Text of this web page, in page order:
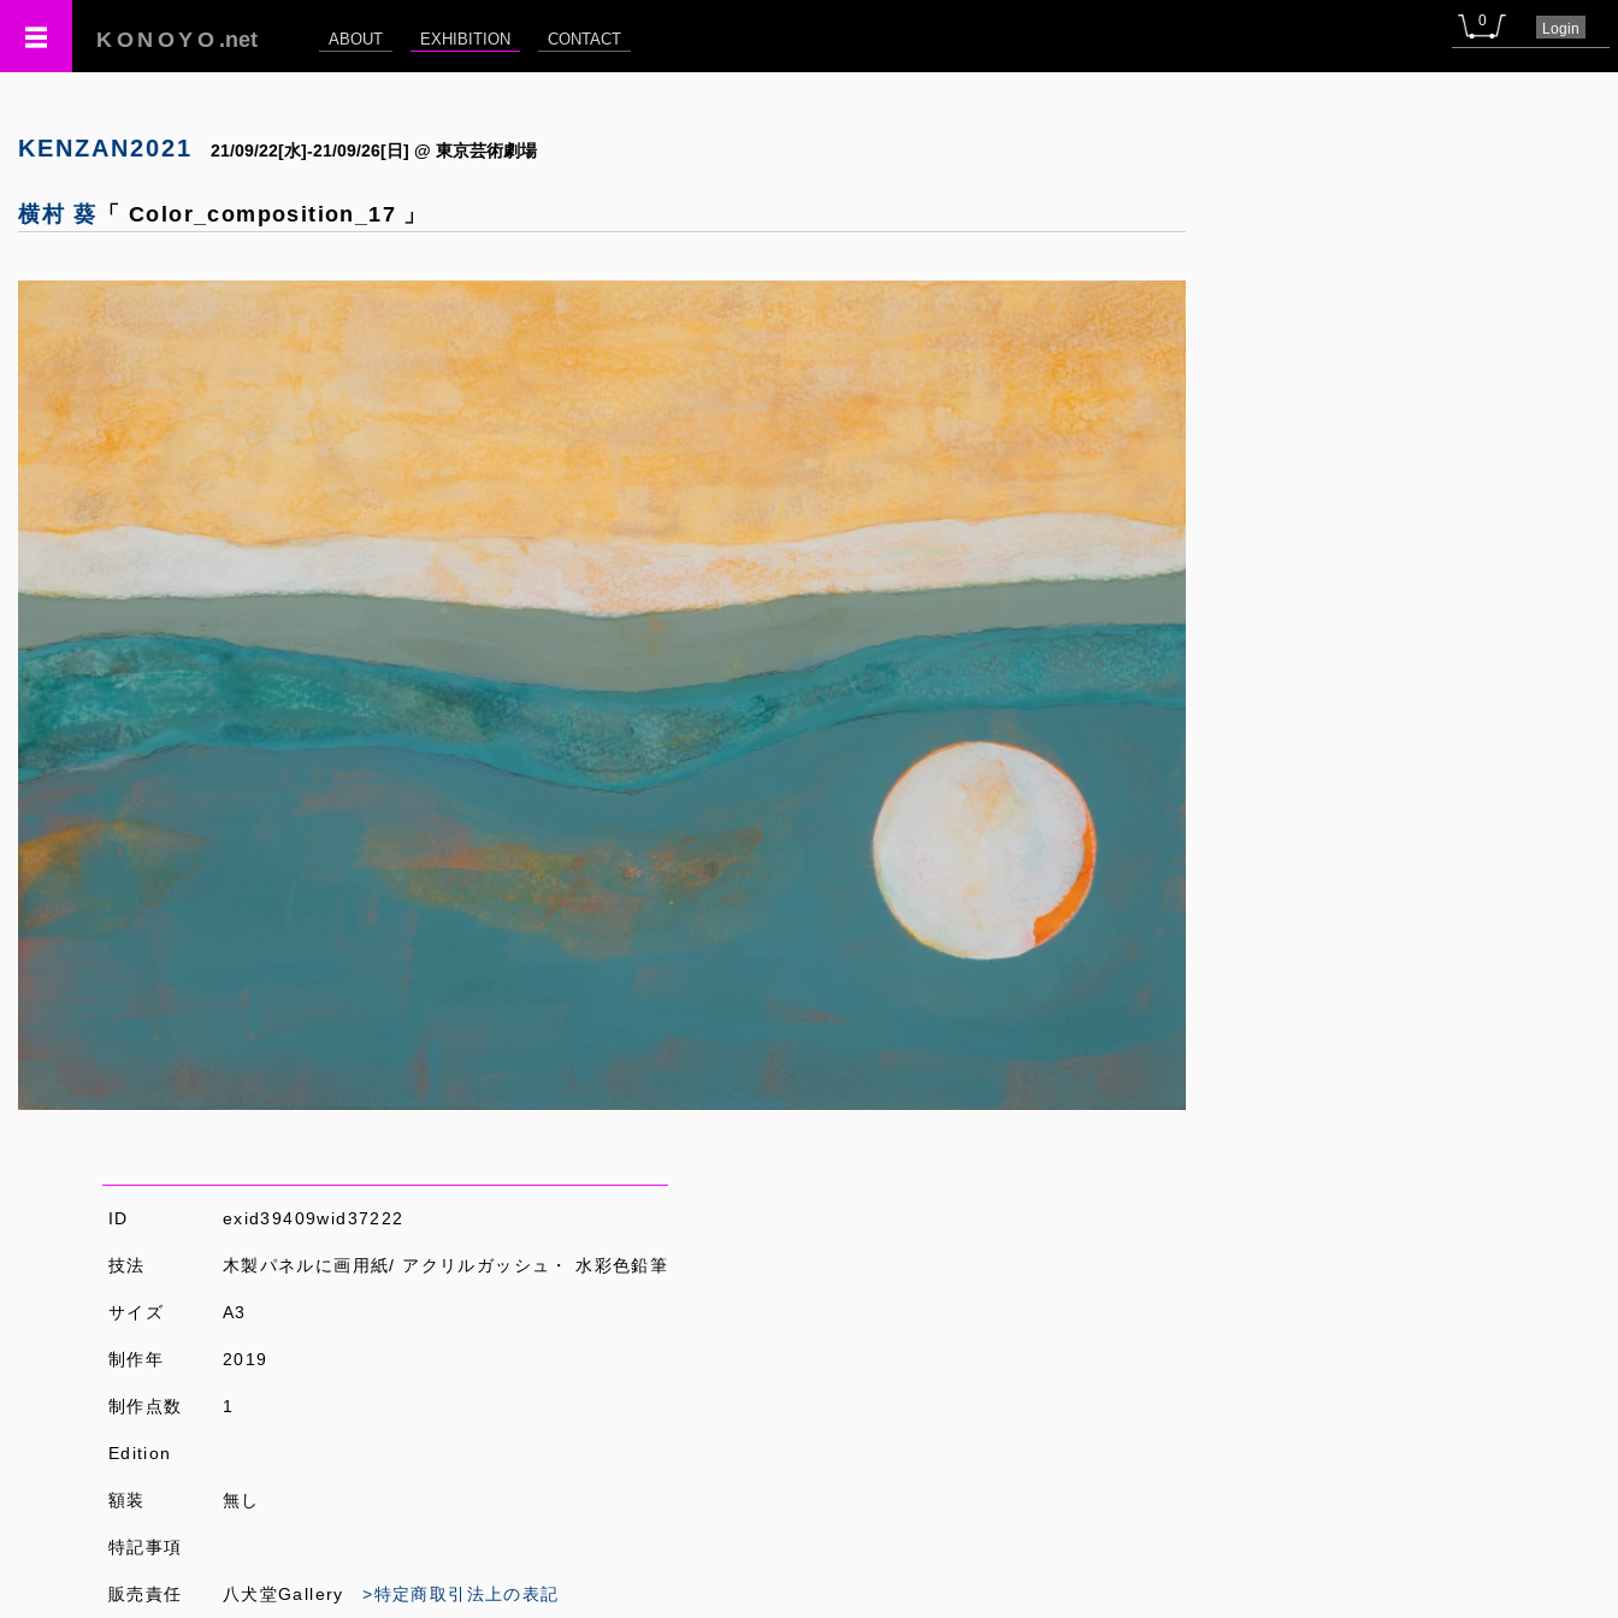
KONOYO .net ABOUT EXHIBITION CONTACT
0 Login
KENZAN2021 21/09/22[水]-21/09/26[日] @ 東京芸術劇場
横村 葵 「 Color_composition_17 」
ID exid39409wid37222
技法 木製パネルに画用紙/ アクリルガッシュ・ 水彩色鉛筆
サイズ A3
制作年 2019
制作点数 1
Edition
額装 無し
特記事項
販売責任 八犬堂Gallery>特定商取引法上の表記